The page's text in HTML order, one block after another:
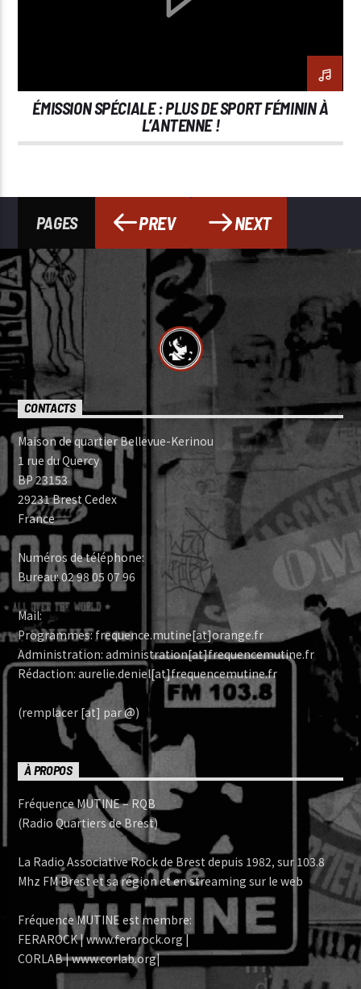
ÉMISSION SPÉCIALE : PLUS DE SPORT FÉMININ À
L’ANTENNE !
PAGES PREV NEXT
CONTACTS
Maison de quartier Bellevue-Kerinou
1 rue du Quercy
BP 23153
29231 Brest Cedex
France
Numéros de téléphone:
Bureau: 02 98 05 07 96
Mail:
Programmes: frequence.mutine[at]orange.fr
Administration: administration[at]frequencemutine.fr
Rédaction: aurelie.deniel[at]frequencemutine.fr
(remplacer [at] par @)
À PROPOS
Fréquence MUTINE – RQB
(Radio Quartiers de Brest)
La Radio Associative Rock de Brest depuis 1982, sur 103.8
Mhz FM Brest et sa région et en streaming sur le web
Fréquence MUTINE est membre:
FERAROCK | www.ferarock.org |
CORLAB | www.corlab.org|